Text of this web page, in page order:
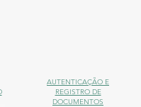
AUTENTICAÇÃO E
REGISTRO DE
DOCUMENTOS